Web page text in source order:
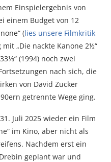
Einspielergebnis von
einem Budget von 12
(lies unsere Filmkritik
„Die nackte Kanone 2½“
(1994) noch zwei
nach sich, die
von David Zucker
getrennte Wege ging.
Juli 2025 wieder ein Film
im Kino, aber nicht als
Nachdem erst ein
geplant war und